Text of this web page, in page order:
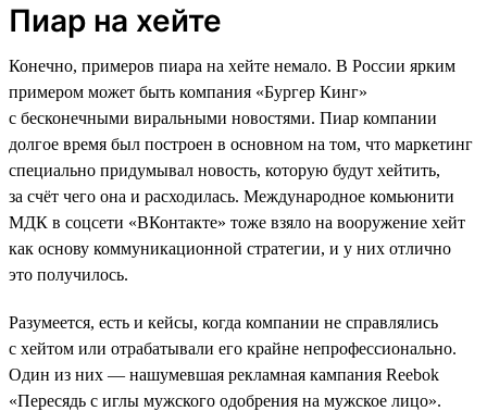
Пиар на хейте
Конечно, примеров пиара на хейте немало. В России ярким
примером может быть компания «Бургер Кинг»
с бесконечными виральными новостями. Пиар компании
долгое время был построен в основном на том, что маркетинг
специально придумывал новость, которую будут хейтить,
за счёт чего она и расходилась. Международное комьюнити
МДК в соцсети «ВКонтакте» тоже взяло на вооружение хейт
как основу коммуникационной стратегии, и у них отлично
это получилось.
Разумеется, есть и кейсы, когда компании не справлялись
с хейтом или отрабатывали его крайне непрофессионально.
Один из них — нашумевшая рекламная кампания Reebok
«Пересядь с иглы мужского одобрения на мужское лицо».